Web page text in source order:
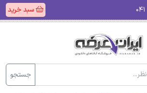
سبد خرید
جستجو